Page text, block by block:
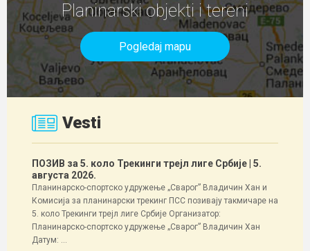
Planinarski objekti i tereni
Pogledaj mapu
Vesti
ПОЗИВ за 5. коло Трекинги трејл лиге Србије | 5.
августа 2026.
Планинарско-спортско удружење „Сварог” Владичин Хан и
Комисија за планинарски трекинг ПСС позивају такмичаре на
5. коло Трекинги трејл лиге Србије Организатор:
Планинарско-спортско удружење „Сварог” Владичин Хан
Датум: ...